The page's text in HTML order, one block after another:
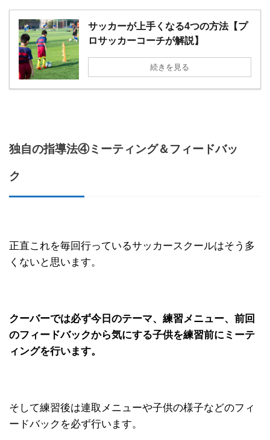
サッカーが上手くなる4つの方法【プ
ロサッカーコーチが解説】
続きを見る
独自の指導法④ミーティング＆フィードバッ
ク
正直これを毎回行っているサッカースクールはそう多
くないと思います。
クーバーでは必ず今日のテーマ、練習メニュー、前回
のフィードバックから気にする子供を練習前にミーテ
ィングを行います。
そして練習後は連取メニューや子供の様子などのフィ
ードバックを必ず行います。